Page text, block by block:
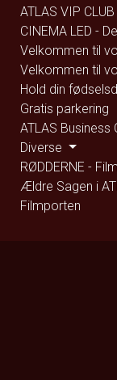
ATLAS VIP CLUB
CINEMA LED -
Velkommen til
Velkommen til
Hold din
Gratis parkering
ATLAS Business
Diverse
RØDDERNE -
Ældre Sagen i
Filmporten